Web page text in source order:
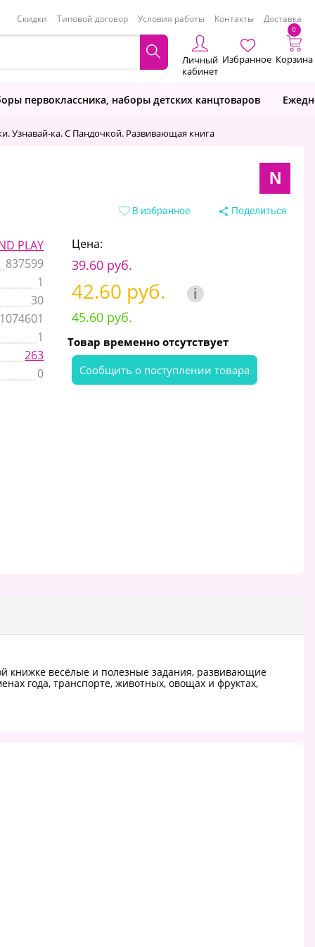
Скидки Типовой договор Условия работы Контакты Доставка
Личный
кабинет
Избранное
0
Корзина
первоклассника, наборы детских канцтоваров
Узнавай-ка. С Пандочкой. Развивающая книга
N
В избранное Поделиться
PLAY
837599
1
30
1
263
0
Цена:
39.60 руб.
42.60 руб. i
45.60 руб.
Товар временно отсутствует
Cообщить о поступлении товара
книжке весёлые и полезные задания, развивающие
года, транспорте, животных, овощах и фруктах,